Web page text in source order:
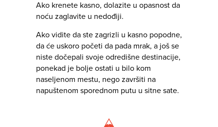
Ako krenete kasno, dolazite u opasnost da
noću zaglavite u nedođiji.
Ako vidite da ste zagrizli u kasno popodne,
da će uskoro početi da pada mrak, a još se
niste dočepali svoje odredišne destinacije,
ponekad je bolje ostati u bilo kom
naseljenom mestu, nego završiti na
napuštenom sporednom putu u sitne sate.